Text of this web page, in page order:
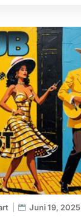
Juni 19, 2025